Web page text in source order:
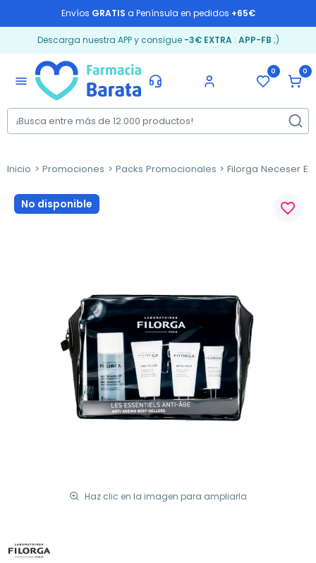
Envíos GRATIS a Península en pedidos +65€
Descarga nuestra APP y consigue -3€ EXTRA: APP-FB ;)
menu
0 0
Inicio Promociones Packs Promocionales Filorga Neceser
No disponible
Haz clic en la imagen para ampliarla
favorite_border